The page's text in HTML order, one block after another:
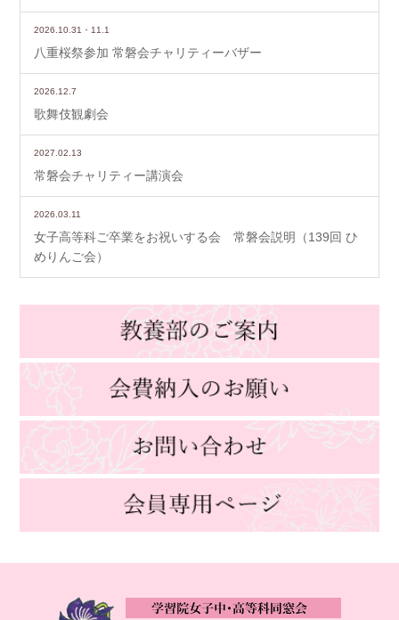
2026.10.31・11.1
八重桜祭参加 常磐会チャリティーバザー
2026.12.7
歌舞伎観劇会
2027.02.13
常磐会チャリティー講演会
2026.03.11
女子高等科ご卒業をお祝いする会 常磐会説明（139回 ひ
めりんご会）